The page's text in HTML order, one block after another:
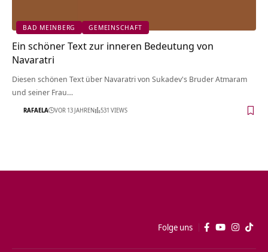
BAD MEINBERG GEMEINSCHAFT
Ein schöner Text zur inneren Bedeutung von
Navaratri
Diesen schönen Text über Navaratri von Sukadev's Bruder Atmaram
und seiner Frau…
RAFAELA VOR 13 JAHREN 531 VIEWS
Folge uns